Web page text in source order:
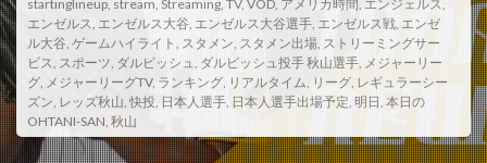
the world according to jeff goldblum
Who I Am
WandaVision
WANNA BE
WANNA BE 収録されている
WarnerMedia
WarnerMediaグループ
startinglineup, stream, Streaming, TV, VOD, アメリカ時間, エンジェルス,
エンゼルス, エンゼルス大谷, エンゼルス大谷選手, エンゼルス戦, エンゼ
ル大谷, ゲームハイライト , スタメン, スタメン出場, ストリーミングサー
ビス, スポーツ, ダルビッシュ, ダルビッシュ投手 秋山選手, メジャーリー
グ, メジャーリーグTV, ランキング, リアルタイム, リーグ, レギュラーシー
ズン, レッズ秋山, 快投, 日本人選手, 日本人選手出場予定, 明日, 本日の
OHTANI-SAN, 秋山